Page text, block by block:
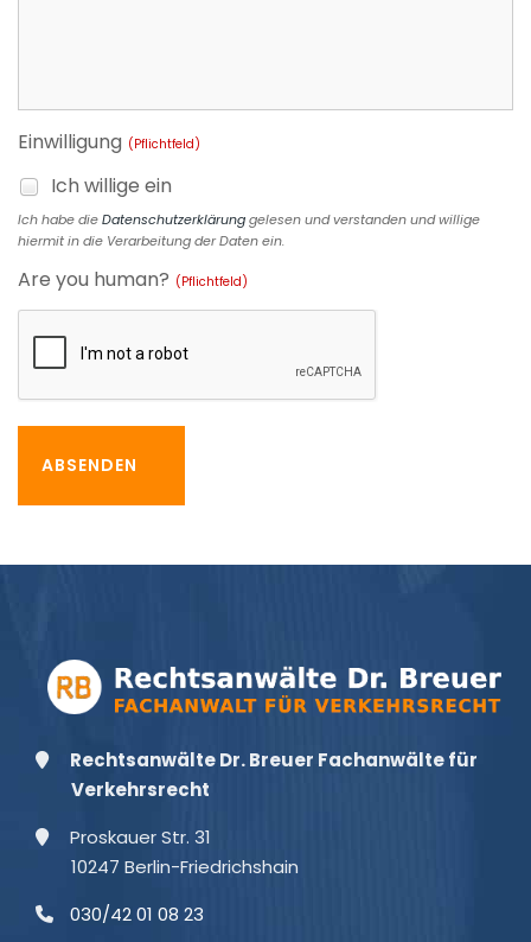
Einwilligung (Pflichtfeld)
Ich willige ein
Ich habe dieDatenschutzerklärunggelesen und verstanden und willige
hiermit in die Verarbeitung der Daten ein.
Are you human? (Pflichtfeld)
ABSENDEN
Rechtsanwälte Dr. Breuer Fachanwälte für
Verkehrsrecht
Proskauer Str. 31
10247 Berlin-Friedrichshain
030/42 01 08 23